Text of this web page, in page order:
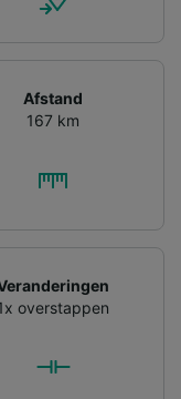
Afstand
167 km
overstappen